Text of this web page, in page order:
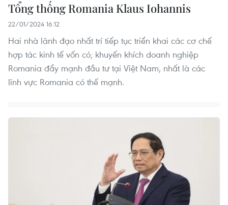
Tổng thống Romania Klaus Iohannis
22/01/2024 16:12
Hai nhà lãnh đạo nhất trí tiếp tục triển khai các cơ chế
hợp tác kinh tế vốn có; khuyến khích doanh nghiệp
Romania đẩy mạnh đầu tư tại Việt Nam, nhất là các
lĩnh vực Romania có thế mạnh.